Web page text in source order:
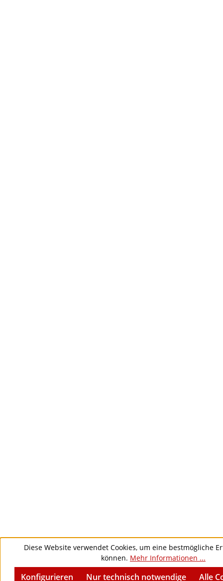
Diese Website verwendet Cookies, um eine bestmögliche
können. Mehr Informationen ...
Nur technisch notwendige
Konfigurieren Alle